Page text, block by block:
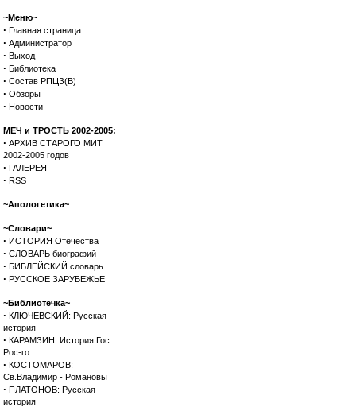
~Меню~
· Главная страница
· Администратор
· Выход
· Библиотека
· Состав РПЦЗ(В)
· Обзоры
· Новости
МЕЧ и ТРОСТЬ 2002-2005:
· АРХИВ СТАРОГО МИТ
2002-2005 годов
· ГАЛЕРЕЯ
· RSS
~Апологетика~
~Словари~
· ИСТОРИЯ Отечества
· СЛОВАРЬ биографий
· БИБЛЕЙСКИЙ словарь
· РУССКОЕ ЗАРУБЕЖЬЕ
~Библиотечка~
· КЛЮЧЕВСКИЙ: Русская
история
· КАРАМЗИН: История Гос.
Рос-го
· КОСТОМАРОВ:
Св.Владимир - Романовы
· ПЛАТОНОВ: Русская
история